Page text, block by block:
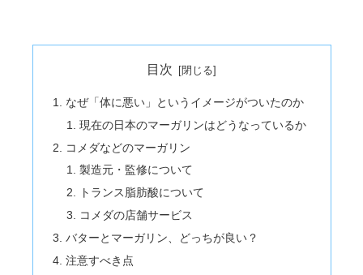
目次
なぜ「体に悪い」というイメージがついたのか
現在の日本のマーガリンはどうなっているか
コメダなどのマーガリン
製造元・監修について
トランス脂肪酸について
コメダの店舗サービス
バターとマーガリン、どっちが良い？
注意すべき点